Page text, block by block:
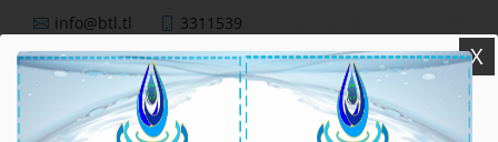
info@btl.tl 3311539
BTL,E.P
Nutisia
X